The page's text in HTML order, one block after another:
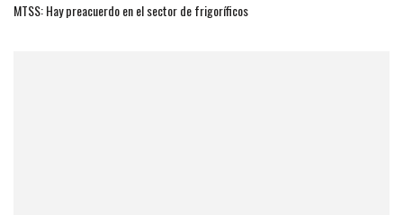
MTSS: Hay preacuerdo en el sector de frigoríficos